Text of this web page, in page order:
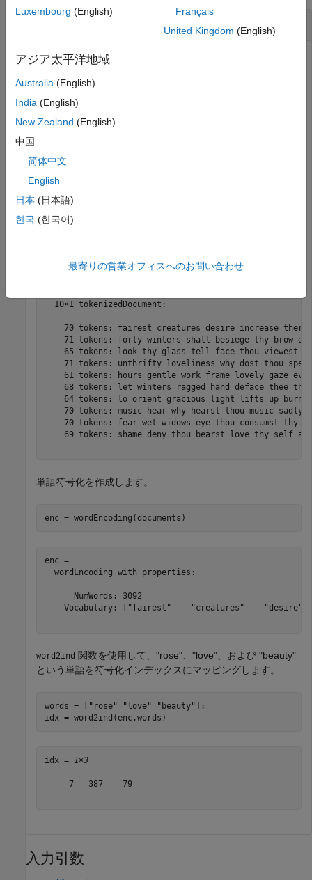
単語から符号化インデックスへのマッピング
サンプル データを読み込みます。ファイル
集の前処理されたバージョンが格納されています。ファイル
には、1 行に 1 つのソネットが含まれ、単語がスペースで区
ークン化します。
filename =
str = extractFileText(filename);
textData = split(str,newline);
  10×1 tokenizedDocument:
70 tokens: fairest creatures desire increase
71 tokens: forty winters shall besiege thy brow
65 tokens: look thy glass tell face thou viewest
71 tokens: unthrifty loveliness why dost thou
61 tokens: hours gentle work frame lovely gaze
68 tokens: let winters ragged hand deface thee
64 tokens: lo orient gracious light lifts up
70 tokens: music hear why hearst thou music sadly
70 tokens: fear wet widows eye thou consumst thy
69 tokens: shame deny thou bearst love thy self
単語符号化を作成します。
enc = wordEncoding(documents)
enc =
  wordEncoding with properties:
      NumWords: 3092
Vocabulary: ["fairest"    "creatures"    "desire"
word2ind 関数を使用して、"rose"、"love"、および "beauty"
という単語を符号化インデックスにマッピングします。
words = [ "rose" "love" "beauty" ];
idx = word2ind(enc,words)
idx = 1×3
     7   387    79
入力引数
Luxembourg (English)
Français
United Kingdom (English)
アジア太平洋地域
Australia (English)
India (English)
New Zealand (English)
中国
简体中文
English
日本 (日本語)
한국 (한국어)
最寄りの営業オフィスへのお問い合わせ